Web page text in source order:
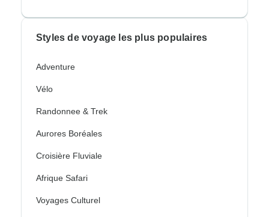
Styles de voyage les plus populaires
Adventure
Vélo
Randonnee & Trek
Aurores Boréales
Croisière Fluviale
Afrique Safari
Voyages Culturel